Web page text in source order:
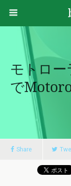
モトロ
で
Share